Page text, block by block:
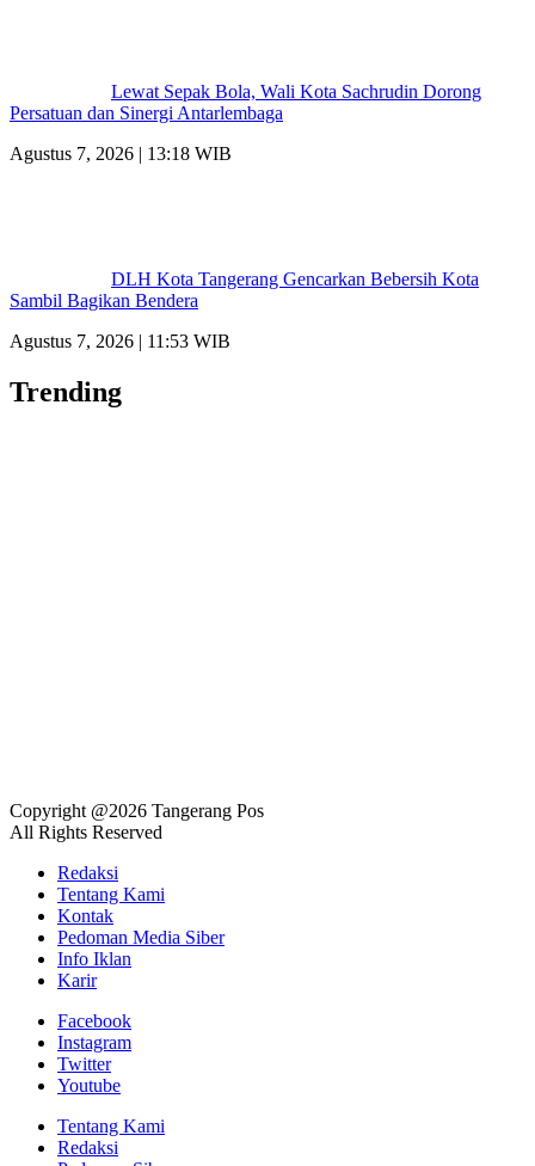
Lewat Sepak Bola, Wali Kota Sachrudin Dorong
Persatuan dan Sinergi Antarlembaga
Agustus 7, 2026 | 13:18 WIB
DLH Kota Tangerang Gencarkan Bebersih Kota
Sambil Bagikan Bendera
Agustus 7, 2026 | 11:53 WIB
Trending
Copyright @2026 Tangerang Pos
All Rights Reserved
Redaksi
Tentang Kami
Kontak
Pedoman Media Siber
Info Iklan
Karir
Facebook
Instagram
Twitter
Youtube
Tentang Kami
Redaksi